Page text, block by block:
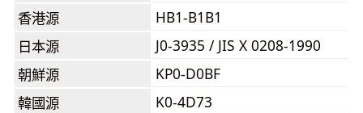
香港源
HB1-B1B1
日本源
J0-3935 / JIS X 0208-1990
朝鮮源
KP0-D0BF
韓國源
K0-4D73